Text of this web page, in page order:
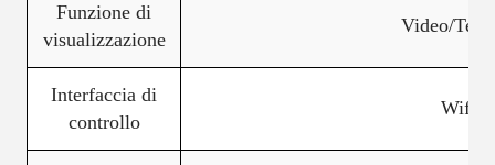
Funzione di
visualizzazione
Video/
Interfaccia di
controllo
Wifi/